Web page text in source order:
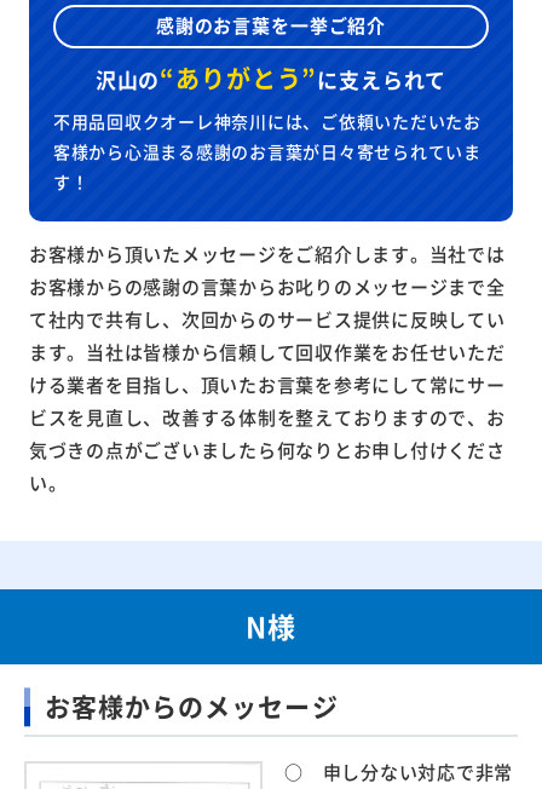
感謝のお言葉を一挙ご紹介
沢山の“ありがとう”に支えられて
不用品回収クオーレ神奈川には、ご依頼いただいたお
客様から心温まる感謝のお言葉が日々寄せられていま
す！
お客様から頂いたメッセージをご紹介します。当社では
お客様からの感謝の言葉からお叱りのメッセージまで全
て社内で共有し、次回からのサービス提供に反映してい
ます。当社は皆様から信頼して回収作業をお任せいただ
ける業者を目指し、頂いたお言葉を参考にして常にサー
ビスを見直し、改善する体制を整えておりますので、お
気づきの点がございましたら何なりとお申し付けくださ
い。
N様
お客様からのメッセージ
○ 申し分ない対応で非常